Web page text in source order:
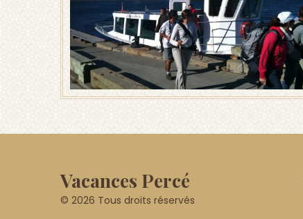
Vacances Percé
© 2026 Tous droits réservés